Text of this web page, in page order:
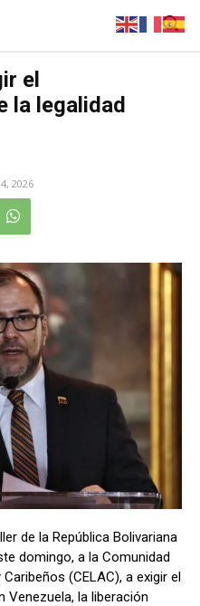
el
la legalidad
2026
de la República Bolivariana
domingo, a la Comunidad
(CELAC), a exigir el
la liberación